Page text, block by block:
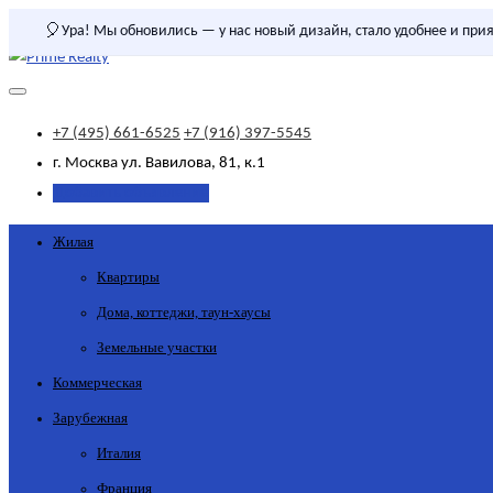
🎈 Ура! Мы обновились — у нас новый дизайн, стало удобнее и
+7 (495) 661-6525 +7 (916) 397-5545
г. Москва ул. Вавилова, 81, к.1
Жилая
Квартиры
Дома, коттеджи, таун-хаусы
Земельные участки
Коммерческая
Зарубежная
Италия
Франция